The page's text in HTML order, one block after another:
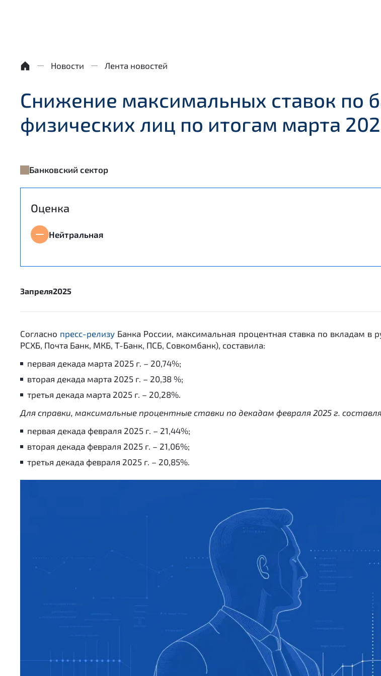
Новости Лента новостей
Снижение максимальных ставок по
физических лиц по итогам марта
Банковский сектор
Оценка
Нейтральная
3апреля2025
Согласно пресс-релизу Банка России, максимальная процентная ставка по вкладам
РСХБ, Почта Банк, МКБ, Т-Банк, ПСБ, Совкомбанк), составила:
первая декада марта 2025 г. – 20,74%;
вторая декада марта 2025 г. – 20,38 %;
третья декада марта 2025 г. – 20,28%.
Для справки, максимальные процентные ставки по декадам февраля 2025 г.
первая декада февраля 2025 г. – 21,44%;
вторая декада февраля 2025 г. – 21,06%;
третья декада февраля 2025 г. – 20,85%.